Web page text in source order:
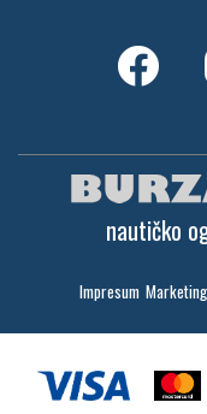
nautičko
Impresum Marketing